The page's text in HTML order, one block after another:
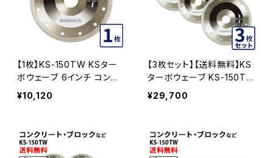
【1枚】KS-150TW KSター
ボウェーブ 6インチ コンク
リート・ブロックなど (ks-15
0tw) KS-150TW
¥10,120
【3枚セット】【送料無料】KS
ターボウェーブ KS-150TW
6インチ コンクリート・ブロ
ックなど (ks-150tw) KS-1
¥29,700